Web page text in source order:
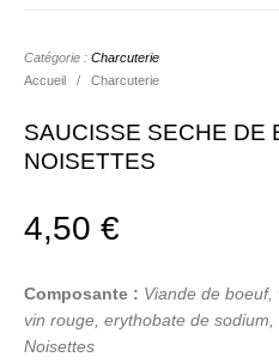
Accueil / Charcuterie
SAUCISSE SECHE DE
NOISETTES
4,50€
Composante : Viande de boeuf,
vin rouge, erythobate de
Noisettes
Catégorie :Charcuterie